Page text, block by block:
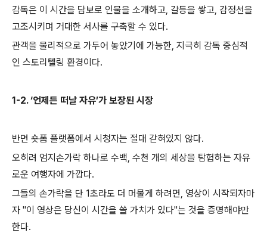
감독은 이 시간을 담보로 인물을 소개하고, 갈등을 쌓고, 감정선을
고조시키며 거대한 서사를 구축할 수 있다.
관객을 물리적으로 가두어 놓았기에 가능한, 지극히 감독 중심적
인 스토리텔링 환경이다.
1-2. ‘언제든 떠날 자유’가 보장된 시장
반면 숏폼 플랫폼에서 시청자는 절대 갇혀있지 않다.
오히려 엄지손가락 하나로 수백, 수천 개의 세상을 탐험하는 자유
로운 여행자에 가깝다.
그들의 손가락을 단 1초라도 더 머물게 하려면, 영상이 시작되자마
자 "이 영상은 당신이 시간을 쓸 가치가 있다"는 것을 증명해야만
한다.